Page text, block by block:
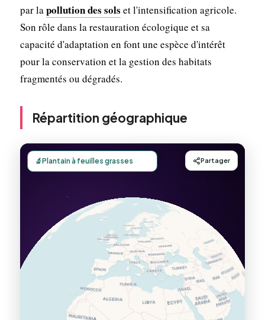
par lapollution des sols et l'intensification agricole.
Son rôle dans la restauration écologique et sa
capacité d'adaptation en font une espèce d'intérêt
pour la conservation et la gestion des habitats
fragmentés ou dégradés.
Répartition géographique